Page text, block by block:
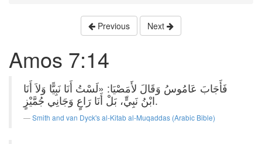
Previous Next
Amos 7:14
فَأَجَابَ عَامُوسُ وَقَالَ لأَمَصْيَا: «لَسْتُ أَنَا نَبِيًّا وَلاَ أَنَا
ابْنُ نَبِيٍّ، بَلْ أَنَا رَاعٍ وَجَانِي جُمَّيْزٍ.
Smith and van Dyck's al-Kitab al-Muqaddas (Arabic Bible)